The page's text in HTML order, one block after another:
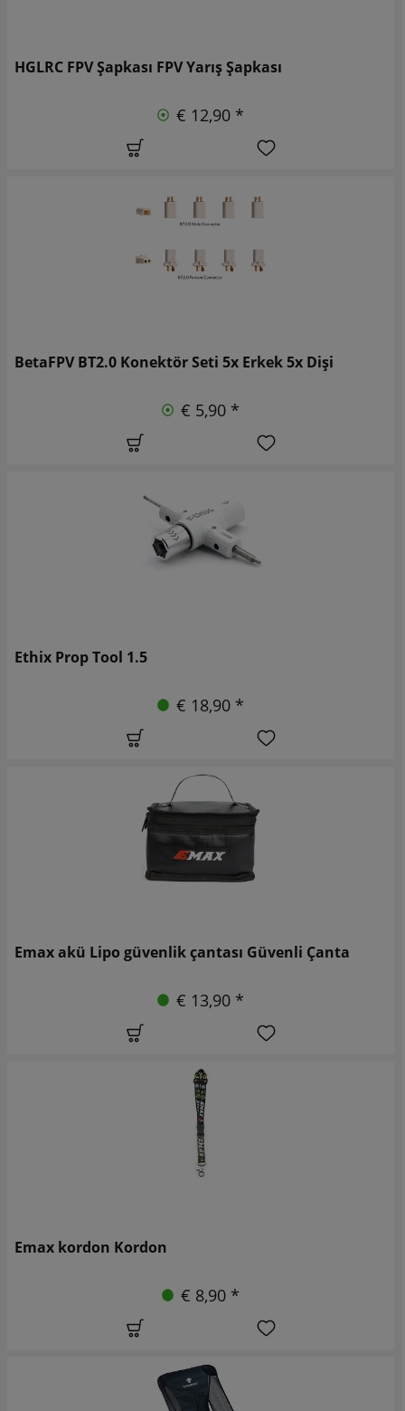
HGLRC FPV Şapkası FPV Yarış Şapkası
€ 12,90 *
BetaFPV BT2.0 Konektör Seti 5x Erkek 5x Dişi
€ 5,90 *
Ethix Prop Tool 1.5
€ 18,90 *
Emax akü Lipo güvenlik çantası Güvenli Çanta
€ 13,90 *
Emax kordon Kordon
€ 8,90 *